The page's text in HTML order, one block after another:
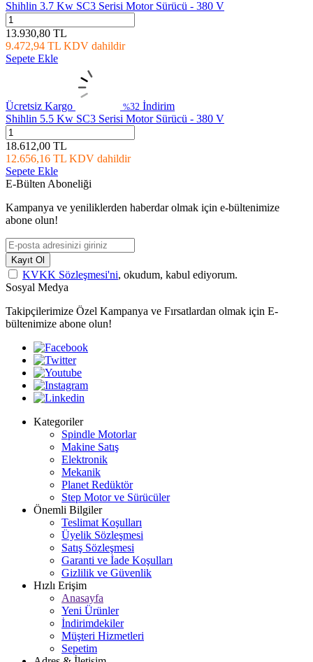
Shihlin 3.7 Kw SC3 Serisi Motor Sürücü - 380 V
13.930,80 TL
9.472,94 TL KDV dahildir
Sepete Ekle
Ücretsiz Kargo %32 İndirim
Shihlin 5.5 Kw SC3 Serisi Motor Sürücü - 380 V
18.612,00 TL
12.656,16 TL KDV dahildir
Sepete Ekle
E-Bülten Aboneliği
Kampanya ve yeniliklerden haberdar olmak için e-bültenimize
abone olun!
Kayıt Ol
KVKK Sözleşmesi'ni, okudum, kabul ediyorum.
Sosyal Medya
Takipçilerimize Özel Kampanya ve Fırsatlardan olmak için E-
bültenimize abone olun!
Kategoriler
Spindle Motorlar
Makine Satış
Elektronik
Mekanik
Planet Redüktör
Step Motor ve Sürücüler
Önemli Bilgiler
Teslimat Koşulları
Üyelik Sözleşmesi
Satış Sözleşmesi
Garanti ve İade Koşulları
Gizlilik ve Güvenlik
Hızlı Erişim
Anasayfa
Yeni Ürünler
İndirimdekiler
Müşteri Hizmetleri
Sepetim